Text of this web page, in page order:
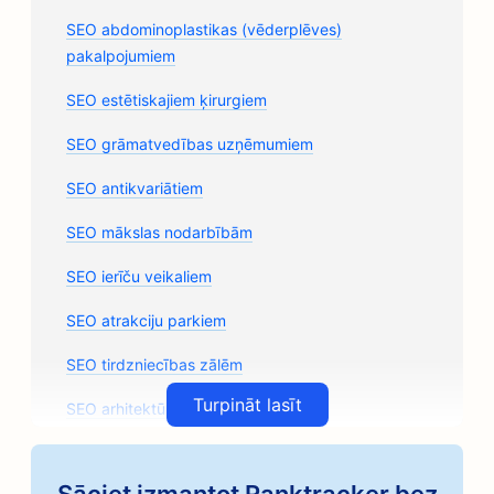
SEO abdominoplastikas (vēderplēves)
pakalpojumiem
SEO estētiskajiem ķirurgiem
SEO grāmatvedības uzņēmumiem
SEO antikvariātiem
SEO mākslas nodarbībām
SEO ierīču veikaliem
SEO atrakciju parkiem
SEO tirdzniecības zālēm
SEO arhitektūras uzņēmumiem
Turpināt lasīt